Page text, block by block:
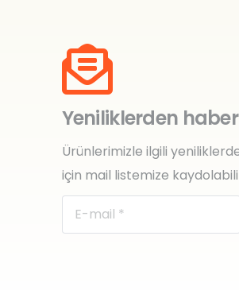
Yeniliklerden
Ürünlerimizle ilgili
için mail listemize